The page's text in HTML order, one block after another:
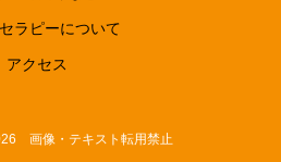
ラピーについて
アクセス
画像・テキスト転用禁止